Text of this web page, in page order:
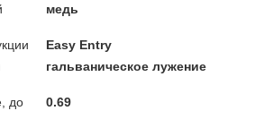
медь
Easy Entry
гальваническое лужение
до
0.69